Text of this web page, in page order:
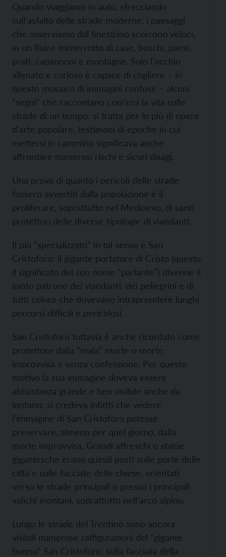
Quando viaggiamo in auto, sfrecciando
sull'asfalto delle strade moderne, i paesaggi
che osserviamo dal finestrino scorrono veloci,
in un fluire ininterrotto di case, boschi, paesi,
prati, capannoni e montagne. Solo l'occhio
allenato e curioso è capace di cogliere – in
questo mosaico di immagini confuse – alcuni
“segni” che raccontano com'era la vita sulle
strade di un tempo: si tratta per lo più di opere
d'arte popolare, testimoni di epoche in cui
mettersi in cammino significava anche
affrontare numerosi rischi e sicuri disagi.
Una prova di quanto i pericoli delle strade
fossero avvertiti dalla popolazione è il
proliferare, soprattutto nel Medioevo, di santi
protettori delle diverse tipologie di viandanti.
Il più “specializzato” in tal senso è San
Cristoforo: il gigante portatore di Cristo (questo
il significato del suo nome ”parlante”) divenne il
santo patrono dei viandanti, dei pellegrini e di
tutti coloro che dovevano intraprendere lunghi
percorsi difficili e pericolosi.
San Cristoforo tuttavia è anche ricordato come
protettore dalla “mala” morte o morte
improvvisa e senza confessione. Per questo
motivo la sua immagine doveva essere
abbastanza grande e ben visibile anche da
lontano: si credeva infatti che vedere
l'immagine di San Cristoforo potesse
preservare, almeno per quel giorno, dalla
morte improvvisa. Grandi affreschi o statue
gigantesche erano quindi posti sulle porte delle
città e sulle facciate delle chiese, orientati
verso le strade principali o presso i principali
valichi montani, soprattutto nell’arco alpino.
Lungo le strade del Trentino sono ancora
visibili numerose raffigurazioni del “gigante
buono” San Cristoforo: sulla facciata della